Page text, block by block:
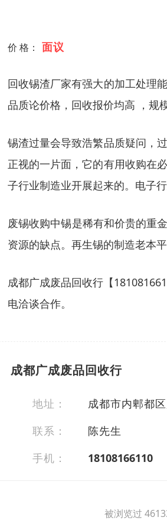
价 格： 面议
回收锡渣厂家有强大的加工处理
品质论价格，回收报价均高 ，规
锡渣过量会导致浩繁品质疑问，
正视的一片面，它的有用收购在
子行业制造业开展起来的。电子
废锡收购中锡是稀有和价贵的重
资源的缺点。再生锡的制造老本
成都广成废品回收行【
电洽谈合作。
成都广成废品回收行
地址：
成都市内郫都
联系：
陈先生
手机：
18108166110
被浏览过